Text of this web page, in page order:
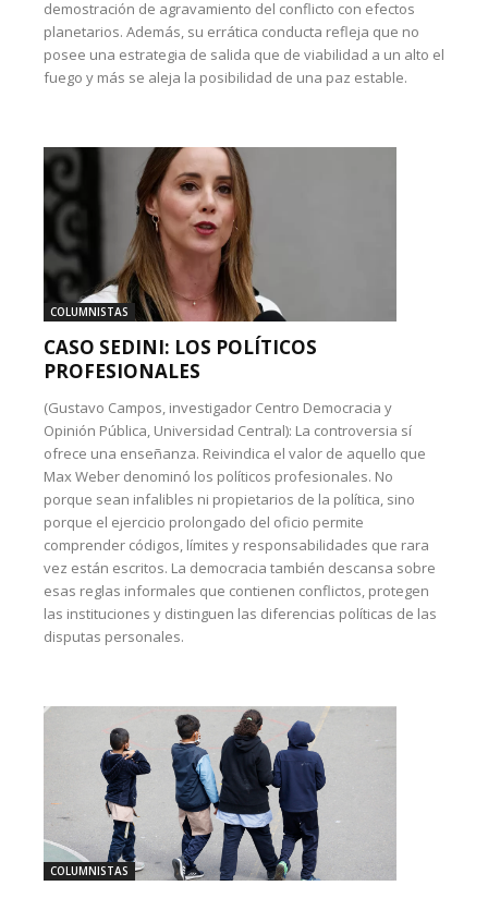
demostración de agravamiento del conflicto con efectos
planetarios. Además, su errática conducta refleja que no
posee una estrategia de salida que de viabilidad a un alto el
fuego y más se aleja la posibilidad de una paz estable.
COLUMNISTAS
CASO SEDINI: LOS POLÍTICOS
PROFESIONALES
(Gustavo Campos, investigador Centro Democracia y
Opinión Pública, Universidad Central): La controversia sí
ofrece una enseñanza. Reivindica el valor de aquello que
Max Weber denominó los políticos profesionales. No
porque sean infalibles ni propietarios de la política, sino
porque el ejercicio prolongado del oficio permite
comprender códigos, límites y responsabilidades que rara
vez están escritos. La democracia también descansa sobre
esas reglas informales que contienen conflictos, protegen
las instituciones y distinguen las diferencias políticas de las
disputas personales.
COLUMNISTAS